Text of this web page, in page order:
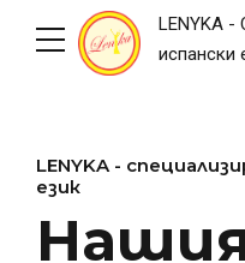
LENYKA
испански
LENYKA -
език